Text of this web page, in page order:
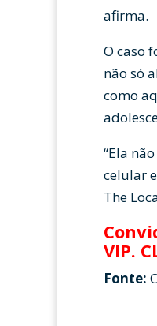
afirma.
O caso
não só
como
“Ela
celular
The
VIP.
Fonte: